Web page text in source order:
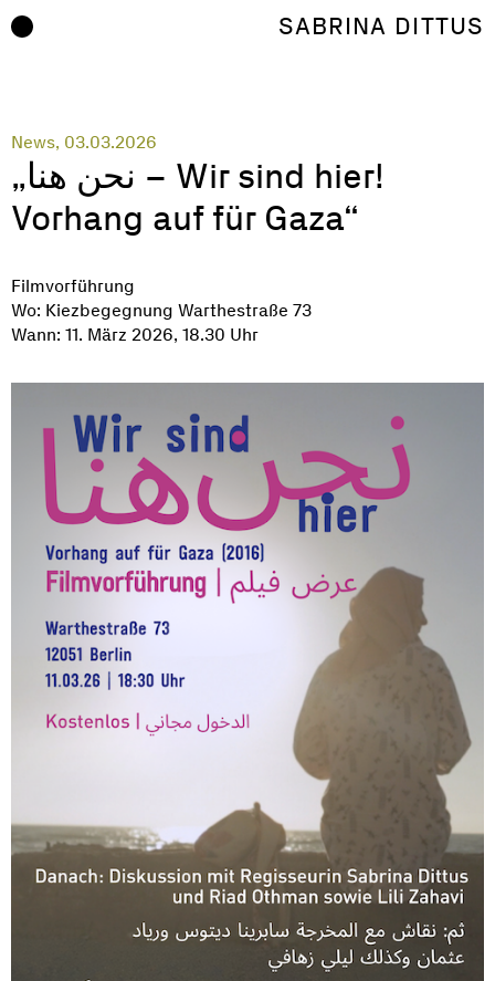
Zum Inhalt springen
SABRINA DITTUS
News, 03.03.2026
„نحن هنا – Wir sind hier!
Vorhang auf für Gaza“
Filmvorführung
Wo: Kiezbegegnung Warthestraße 73
Wann: 11. März 2026, 18.30 Uhr